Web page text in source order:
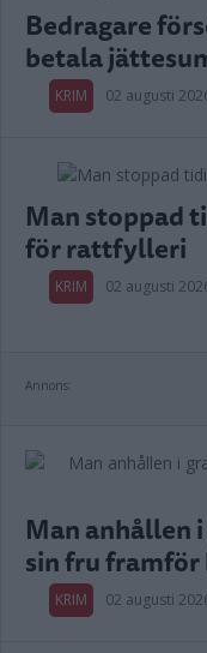
Bedragare
betala
KRIM 02 augusti
Man stoppad
för rattfylleri
KRIM 02 augusti
Annons:
Man anhållen
sin fru framför
KRIM 02 augusti